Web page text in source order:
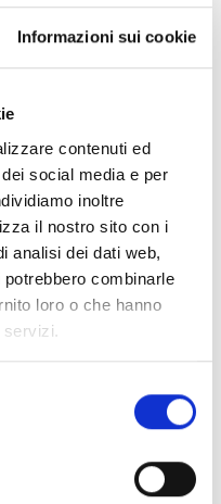
Informazioni sui cookie
contenuti ed
social media e per
inoltre
il nostro sito con i
analisi dei dati web,
combinarle
loro o che hanno
servizi.